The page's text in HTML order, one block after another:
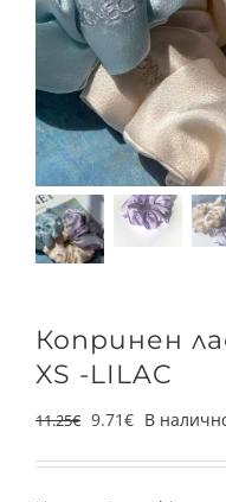
Копринен
XS -LILAC
11.25€ 9.71€ В